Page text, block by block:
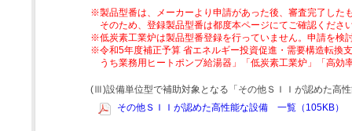
※製品型番は、メーカーより申請があった後、審査完了した
そのため、登録製品型番は都度本ページにてご確認くださ
※低炭素工業炉は製品型番登録を行っていません。申請を検
※令和5年度補正予算 省エネルギー投資促進・需要構造転換
うち業務用ヒートポンプ給湯器」「低炭素工業炉」「高
(Ⅲ)設備単位型で補助対象となる「その他ＳＩＩが認めた高
その他ＳＩＩが認めた高性能な設備 一覧（105KB）